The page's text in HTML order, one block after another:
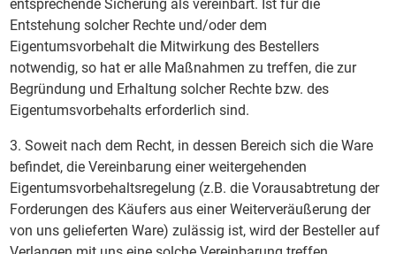
entsprechende Sicherung als vereinbart. Ist für die
Entstehung solcher Rechte und/oder dem
Eigentumsvorbehalt die Mitwirkung des Bestellers
notwendig, so hat er alle Maßnahmen zu treffen, die zur
Begründung und Erhaltung solcher Rechte bzw. des
Eigentumsvorbehalts erforderlich sind.
3. Soweit nach dem Recht, in dessen Bereich sich die Ware
befindet, die Vereinbarung einer weitergehenden
Eigentumsvorbehaltsregelung (z.B. die Vorausabtretung der
Forderungen des Käufers aus einer Weiterveräußerung der
von uns gelieferten Ware) zulässig ist, wird der Besteller auf